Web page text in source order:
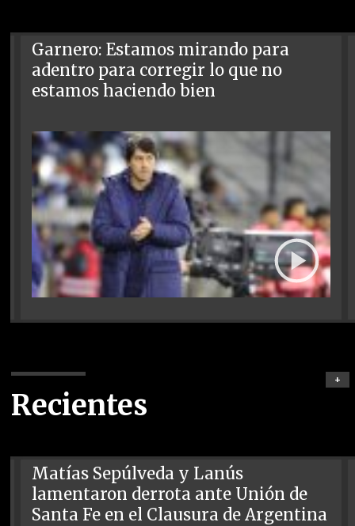
Garnero: Estamos mirando para
adentro para corregir lo que no
estamos haciendo bien
Recientes
+
Matías Sepúlveda y Lanús
lamentaron derrota ante Unión de
Santa Fe en el Clausura de Argentina